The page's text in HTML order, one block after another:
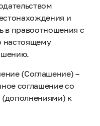
и
в правоотношения с
настоящему
(Соглашение) –
соглашение со
к